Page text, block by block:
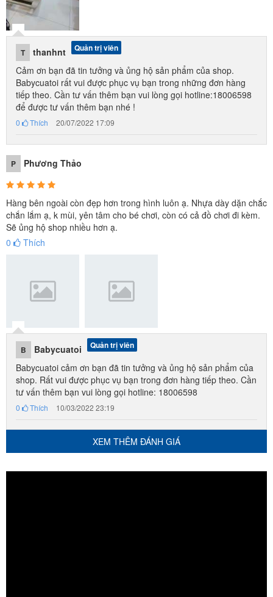
T thanhnt Quản trị viên
Cảm ơn bạn đã tin tưởng và ủng hộ sản phẩm của shop.
Babycuatoi rất vui được phục vụ bạn trong những đơn hàng
tiếp theo. Cần tư vấn thêm bạn vui lòng gọi hotline:18006598
để được tư vấn thêm bạn nhé !
0 Thích 20/07/2022 17:09
P Phương Thảo
Hàng bên ngoài còn đẹp hơn trong hình luôn ạ. Nhựa dày dặn chắc
chắn lắm ạ, k mùi, yên tâm cho bé chơi, còn có cả đồ chơi đi kèm.
Sẽ ủng hộ shop nhiều hơn ạ.
0
Thích
B Babycuatoi Quản trị viên
Babycuatoi cảm ơn bạn đã tin tưởng và ủng hộ sản phẩm của
shop. Rất vui được phục vụ bạn trong đơn hàng tiếp theo. Cần
tư vấn thêm bạn vui lòng gọi hotline: 18006598
0 Thích 10/03/2022 23:19
XEM THÊM ĐÁNH GIÁ